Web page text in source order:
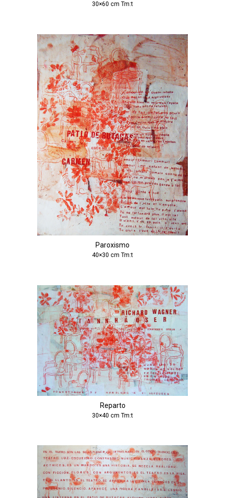
30×60 cm Tm:t
Paroxismo
40×30 cm Tm:t
Reparto
30×40 cm Tm:t